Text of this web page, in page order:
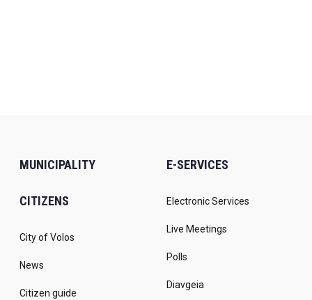
MUNICIPALITY
CITIZENS
City of Volos
News
Citizen guide
E-SERVICES
Electronic Services
Live Meetings
Polls
Diavgeia